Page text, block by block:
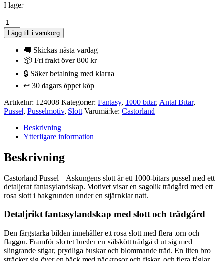
I lager
Castorland
Pussel
-
Askungens
bitar
Lägg till i varukorg
🚚 Skickas nästa vardag
📦 Fri frakt över 800 kr
🔒 Säker betalning med klarna
↩️ 30 dagars öppet köp
Artikelnr: 124008 Kategorier: Fantasy, 1000 bitar, Antal Bitar,
Pussel, Pusselmotiv, Slott Varumärke: Castorland
Beskrivning
Ytterligare information
Beskrivning
Castorland Pussel – Askungens slott är ett 1000-bitars pussel med ett
detaljerat fantasylandskap. Motivet visar en sagolik trädgård med ett
rosa slott i bakgrunden under en stjärnklar natt.
Detaljrikt fantasylandskap med slott och trädgård
Den färgstarka bilden innehåller ett rosa slott med flera torn och
flaggor. Framför slottet breder en välskött trädgård ut sig med
slingrande stigar, prydliga buskar och blommande träd. En liten bro